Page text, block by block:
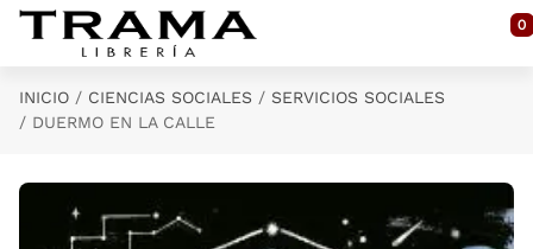
Saltar al contenido principal
0
INICIO CIENCIAS SOCIALES
SERVICIOS SOCIALES
DUERMO EN LA CALLE